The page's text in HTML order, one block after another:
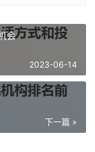
会
2023-06-14
下一篇 »